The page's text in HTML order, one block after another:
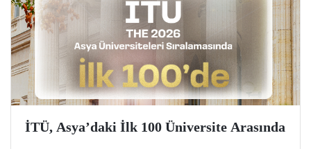
İTÜ, Asya’daki İlk 100 Üniversite Arasında